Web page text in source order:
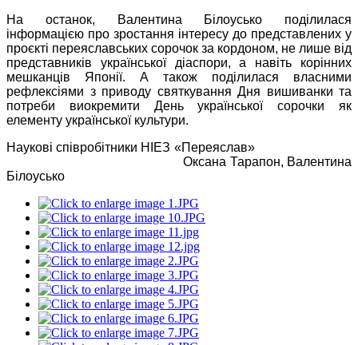
На останок, Валентина Білоусько поділилася
інформацією про зростання інтересу до представлених у
проєкті переяславських сорочок за кордоном, не лише від
представників української діаспори, а навіть корінних
мешканців Японії. А також поділилася власними
рефлексіями з приводу святкування Дня вишиванки та
потреби виокремити День української сорочки як
елементу української культури.
Наукові співробітники НІЕЗ «Переяслав»
Оксана Тарапон, Валентина
Білоусько